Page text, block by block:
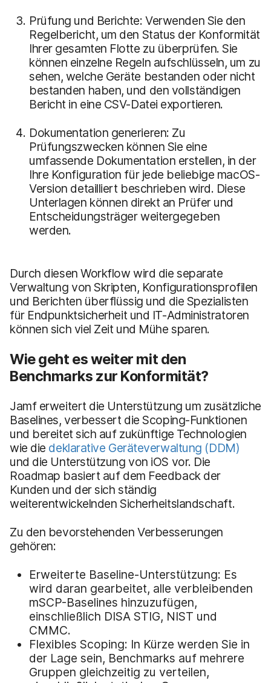
Prüfung und Berichte: Verwenden Sie den
Regelbericht, um den Status der Konformität
Ihrer gesamten Flotte zu überprüfen. Sie
können einzelne Regeln aufschlüsseln, um zu
sehen, welche Geräte bestanden oder nicht
bestanden haben, und den vollständigen
Bericht in eine CSV-Datei exportieren.
Dokumentation generieren: Zu
Prüfungszwecken können Sie eine
umfassende Dokumentation erstellen, in der
Ihre Konfiguration für jede beliebige macOS-
Version detailliert beschrieben wird. Diese
Unterlagen können direkt an Prüfer und
Entscheidungsträger weitergegeben
werden.
Durch diesen Workflow wird die separate
Verwaltung von Skripten, Konfigurationsprofilen
und Berichten überflüssig und die Spezialisten
für Endpunktsicherheit und IT-Administratoren
können sich viel Zeit und Mühe sparen.
Wie geht es weiter mit den
Benchmarks zur Konformität?
Jamf erweitert die Unterstützung um zusätzliche
Baselines, verbessert die Scoping-Funktionen
und bereitet sich auf zukünftige Technologien
wie die deklarative Geräteverwaltung (DDM)
und die Unterstützung von iOS vor. Die
Roadmap basiert auf dem Feedback der
Kunden und der sich ständig
weiterentwickelnden Sicherheitslandschaft.
Zu den bevorstehenden Verbesserungen
gehören:
Erweiterte Baseline-Unterstützung: Es
wird daran gearbeitet, alle verbleibenden
mSCP-Baselines hinzuzufügen,
einschließlich DISA STIG, NIST und
CMMC.
Flexibles Scoping: In Kürze werden Sie in
der Lage sein, Benchmarks auf mehrere
Gruppen gleichzeitig zu verteilen,